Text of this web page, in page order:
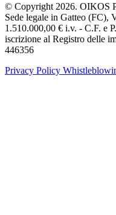
© Copyright 2026. OIKOS
Sede legale in Gatteo (FC),
1.510.000,00 € i.v. - C.F. e
iscrizione al Registro delle
446356
Privacy Policy